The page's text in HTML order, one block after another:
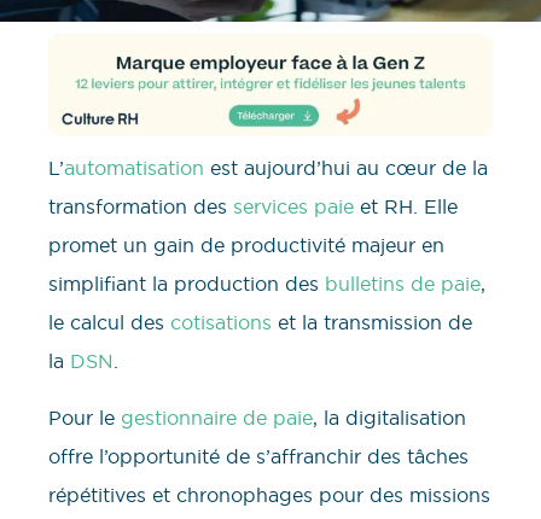
L’automatisation est aujourd’hui au cœur de la
transformation des services paie et RH. Elle
promet un gain de productivité majeur en
simplifiant la production des bulletins de paie,
le calcul des cotisations et la transmission de
la DSN.
Pour le gestionnaire de paie, la digitalisation
offre l’opportunité de s’affranchir des tâches
répétitives et chronophages pour des missions